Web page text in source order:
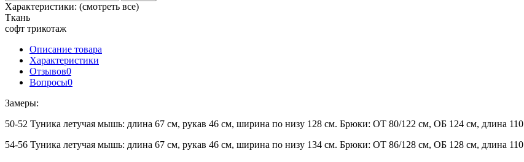
Характеристики: (смотреть все)
Ткань
софт трикотаж
Описание товара
Характеристики
Отзывов0
Вопросы0
Замеры:
50-52 Туника летучая мышь: длина 67 см, рукав 46 см, ширина по низу 128 см. Брюки: ОТ 80/122 см, ОБ 124 см, длина 110
54-56 Туника летучая мышь: длина 67 см, рукав 46 см, ширина по низу 134 см. Брюки: ОТ 86/128 см, ОБ 128 см, длина 110